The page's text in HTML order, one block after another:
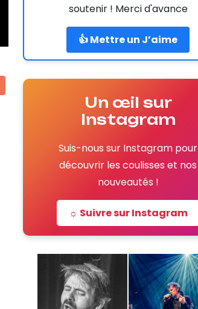
soutenir ! Merci d'avance
👍 Mettre un J’aime
Un œil sur
Instagram
Suis-nous sur Instagram pour
découvrir les coulisses et nos
nouveautés !
☼ Suivre sur Instagram